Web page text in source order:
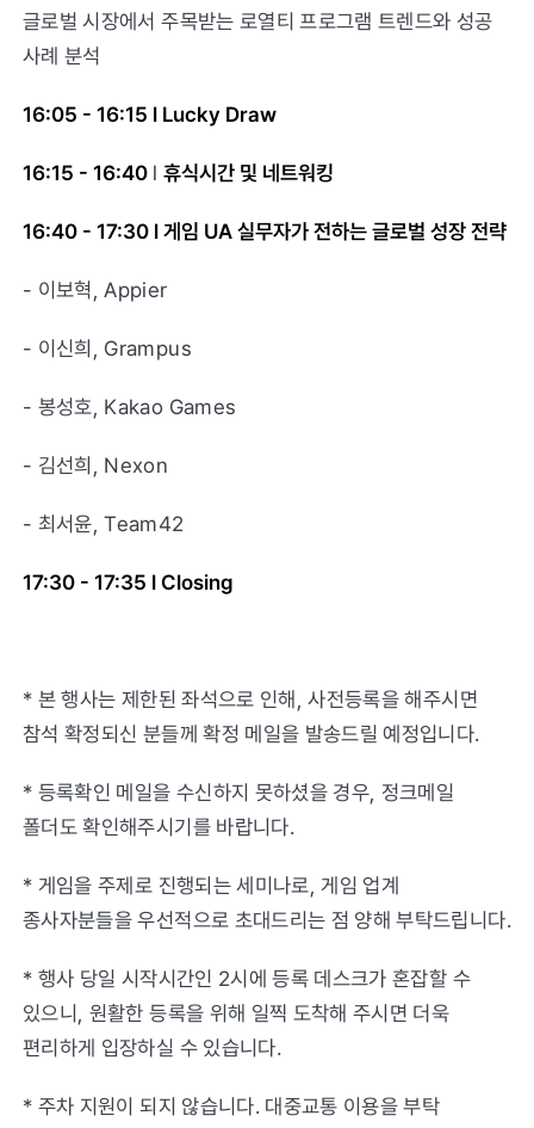
글로벌 시장에서 주목받는 로열티 프로그램 트렌드와 성공
사례 분석
16:05 - 16:15 l Lucky Draw
16:15 - 16:40 l 휴식시간 및 네트워킹
16:40 - 17:30 l 게임 UA 실무자가 전하는 글로벌 성장 전략
- 이보혁, Appier
- 이신희, Grampus
- 봉성호, Kakao Games
- 김선희, Nexon
- 최서윤, Team42
17:30 - 17:35 l Closing
* 본 행사는 제한된 좌석으로 인해, 사전등록을 해주시면
참석 확정되신 분들께 확정 메일을 발송드릴 예정입니다.
* 등록확인 메일을 수신하지 못하셨을 경우, 정크메일
폴더도 확인해주시기를 바랍니다.
* 게임을 주제로 진행되는 세미나로, 게임 업계
종사자분들을 우선적으로 초대드리는 점 양해 부탁드립니다.
* 행사 당일 시작시간인 2시에 등록 데스크가 혼잡할 수
있으니, 원활한 등록을 위해 일찍 도착해 주시면 더욱
편리하게 입장하실 수 있습니다.
* 주차 지원이 되지 않습니다. 대중교통 이용을 부탁